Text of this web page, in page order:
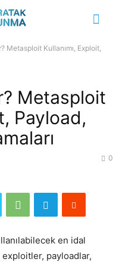
Metasploit Kullanımı, Exploit,
Metasploit
Payload,
0
en idal
payloadlar,